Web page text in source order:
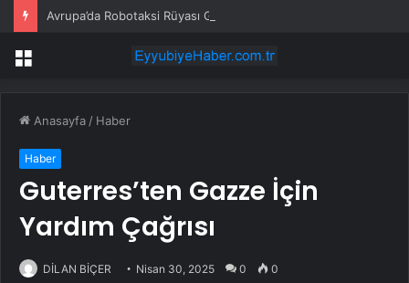
Avrupa’da Robotaksi Rüyası Gerçekleşemiyor
Menü
Anasayfa / Haber
Haber
Guterres’ten Gazze İçin
Yardım Çağrısı
DİLAN BİÇER Nisan 30, 2025 0 0